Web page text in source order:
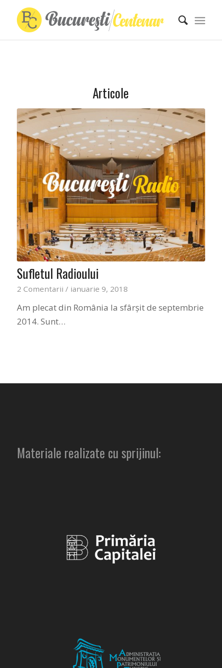
Articole
Sufletul Radioului
2 Comentarii / ianuarie 9, 2018
Am plecat din România la sfârșit de septembrie
2014. Sunt…
Materiale realizate cu sprijinul: